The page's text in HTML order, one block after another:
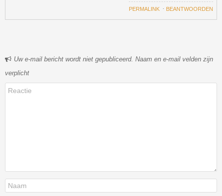
PERMALINK ⋅ BEANTWOORDEN
Uw e-mail bericht wordt niet gepubliceerd. Naam en e-mail velden zijn
verplicht